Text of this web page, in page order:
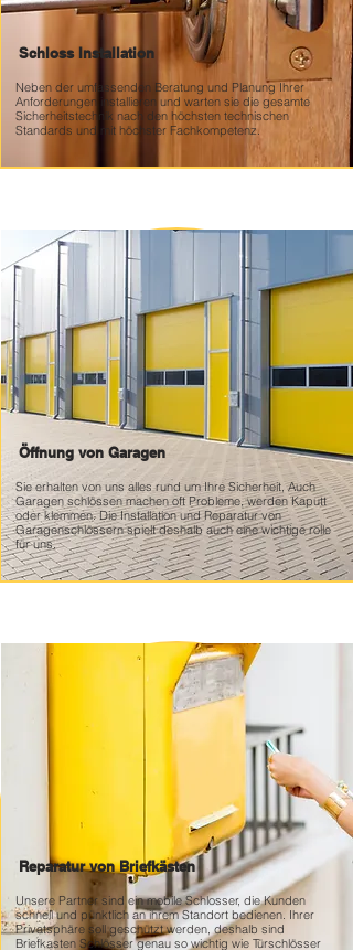
Schloss Installation
Neben der umfassenden Beratung und Planung Ihrer
Anforderungen installieren und warten sie die gesamte
Sicherheitstechnik nach den höchsten technischen
Standards und mit höchster Fachkompetenz.
Öffnung von Garagen
Sie erhalten von uns alles rund um Ihre Sicherheit, Auch
Garagen schlössen machen oft Probleme, werden Kaputt
oder klemmen. Die Installation und Reparatur von
Garagenschlössern spielt deshalb auch eine wichtige rolle
für uns.
Reparatur von Briefkästen
Unsere Partner sind ein mobile Schlosser, die Kunden
schnell und pünktlich an ihrem Standort bedienen. Ihrer
Privatsphäre soll geschützt werden, deshalb sind
Briefkasten Schlösser genau so wichtig wie Türschlösser